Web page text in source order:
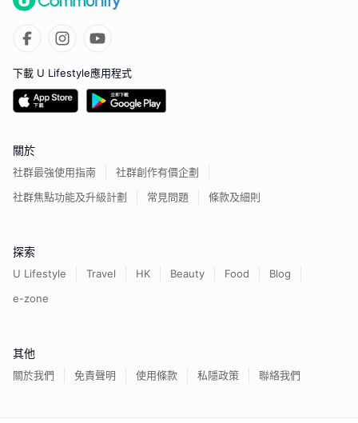
下載 U Lifestyle應用程式
關於
社群最強使用指南
社群創作有價企劃
社群焦點功能及升級計劃
常見問題 條款及細則
探索
U Lifestyle Travel HK Beauty Food
Blog
e-zone
其他
關於我們 免責聲明 使用條款 私隱政策 聯絡我們